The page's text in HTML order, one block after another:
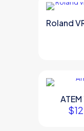
Roland
$